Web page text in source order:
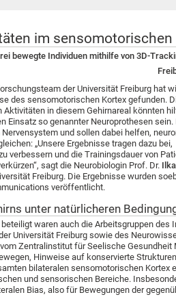
im
bewegte Individuen mithilfe von 3D-
der Universität Freiburg hat
des sensomotorischen Kortex gefunden.
Aktivitäten in diesem Gehirnareal könnten
Einsatz so genannter Neuroprothesen
und sollen dabei helfen,
„Unsere Ergebnisse tragen dazu bei,
verbessern und die Trainingsdauer von
sagt die Neurobiologin Prof. Dr.
Freiburg. Die Ergebnisse wurden
veröffentlicht.
unter natürlicheren
waren auch die Arbeitsgruppen des
Universität Freiburg sowie des
vom Zentralinstitut für Seelische Gesundheit
Hinweise auf konservierte
bilateralen sensomotorischen Kortex
und sensorischen Bereiche.
Bias, also für Bewegungen der